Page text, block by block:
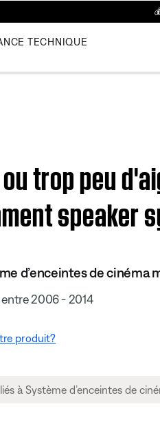
TECHNIQUE
trop peu
speaker
d’enceintes de cinéma
entre 2006 - 2014
produit?